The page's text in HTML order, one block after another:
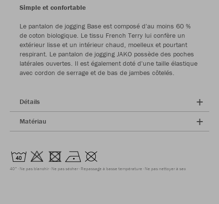
Simple et confortable
Le pantalon de jogging Base est composé d'au moins 60 %
de coton biologique. Le tissu French Terry lui confère un
extérieur lisse et un intérieur chaud, moelleux et pourtant
respirant. Le pantalon de jogging JAKO possède des poches
latérales ouvertes. Il est également doté d'une taille élastique
avec cordon de serrage et de bas de jambes côtelés.
Détails
Matériau
40° Ne pas blanchir Ne pas sécher Repassage à basse température Ne pas nettoyer à sec